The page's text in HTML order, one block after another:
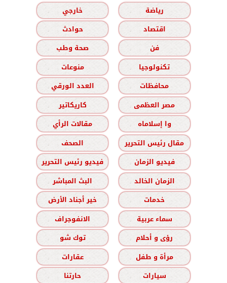
رياضة
خارجي
اقتصاد
حوادث
فن
صحة وطب
تكنولوجيا
منوعات
محافظات
العدد الورقي
مصر العظمى
كاريكاتير
وا إسلاماه
مقالات الرأي
مقال رئيس التحرير
الصحف
فيديو الزمان
فيديو رئيس التحرير
الزمان الخالد
البث المباشر
خدمات
خير أجناد الأرض
سماء عربية
الانفوجراف
رؤى و أحلام
توك شو
مرأة و طفل
عقارات
سيارات
حارتنا